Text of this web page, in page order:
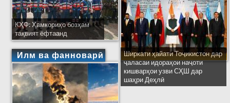
КҲФ: Ҳамкориҳо бозҳам
тақвият ёфтаанд
Илм ва фанноварӣ
Ширкати ҳайати Тоҷикистон дар
ҷаласаи идораҳои наҷоти
кишварҳои узви СҲШ дар
шаҳри Деҳлӣ